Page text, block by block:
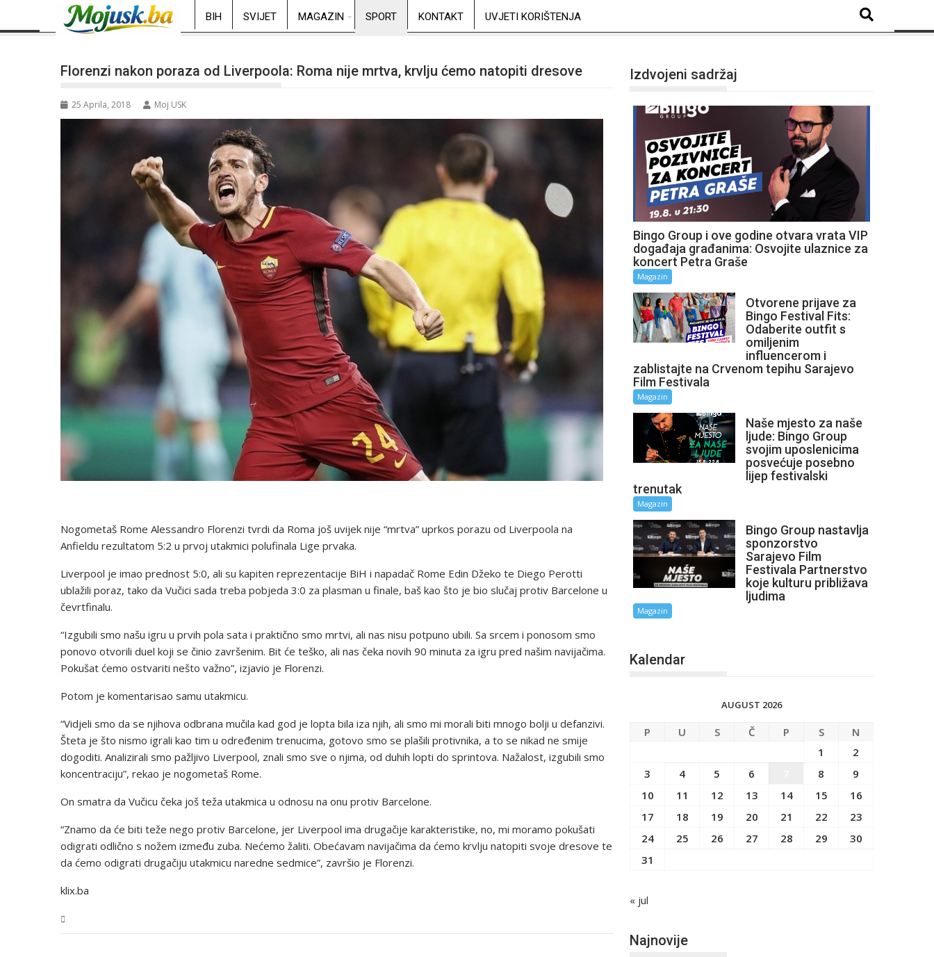
BIH SVIJET MAGAZIN SPORT KONTAKT UVJETI KORIŠTENJA
Florenzi nakon poraza od Liverpoola: Roma nije mrtva, krvlju ćemo natopiti dresove
25 Aprila, 2018 Moj USK
Nogometaš Rome Alessandro Florenzi tvrdi da Roma još uvijek nije “mrtva” uprkos porazu od Liverpoola na
Anfieldu rezultatom 5:2 u prvoj utakmici polufinala Lige prvaka.
Liverpool je imao prednost 5:0, ali su kapiten reprezentacije BiH i napadač Rome Edin Džeko te Diego Perotti
ublažili poraz, tako da Vučici sada treba pobjeda 3:0 za plasman u finale, baš kao što je bio slučaj protiv Barcelone u
čevrtfinalu.
“Izgubili smo našu igru u prvih pola sata i praktično smo mrtvi, ali nas nisu potpuno ubili. Sa srcem i ponosom smo
ponovo otvorili duel koji se činio završenim. Bit će teško, ali nas čeka novih 90 minuta za igru pred našim navijačima.
Pokušat ćemo ostvariti nešto važno”, izjavio je Florenzi.
Potom je komentarisao samu utakmicu.
“Vidjeli smo da se njihova odbrana mučila kad god je lopta bila iza njih, ali smo mi morali biti mnogo bolji u defanzivi.
Šteta je što nismo igrali kao tim u određenim trenucima, gotovo smo se plašili protivnika, a to se nikad ne smije
dogoditi. Analizirali smo pažljivo Liverpool, znali smo sve o njima, od duhih lopti do sprintova. Nažalost, izgubili smo
koncentraciju”, rekao je nogometaš Rome.
On smatra da Vučicu čeka još teža utakmica u odnosu na onu protiv Barcelone.
“Znamo da će biti teže nego protiv Barcelone, jer Liverpool ima drugačije karakteristike, no, mi moramo pokušati
odigrati odlično s nožem između zuba. Nećemo žaliti. Obećavam navijačima da ćemo krvlju natopiti svoje dresove te
da ćemo odigrati drugačiju utakmicu naredne sedmice”, završio je Florenzi.
klix.ba
Izdvojeni sadržaj
Bingo Group i ove godine otvara vrata VIP
događaja građanima: Osvojite ulaznice za
koncert Petra Graše
Magazin
Otvorene prijave za
Bingo Festival Fits:
Odaberite outfit s
omiljenim
influencerom i
zablistajte na Crvenom tepihu Sarajevo
Film Festivala
Magazin
Naše mjesto za naše
ljude: Bingo Group
svojim uposlenicima
posvećuje posebno
lijep festivalski
trenutak
Magazin
Bingo Group nastavlja
sponzorstvo
Sarajevo Film
Festivala Partnerstvo
koje kulturu približava
ljudima
Magazin
Kalendar
AUGUST 2026
P U S Č P S
N
1
2
3
4 5 6 8
9
10
11 12 13 14 15
16
17
18 19 20 21 22
23
24
25 26 27 28 29
30
31
« jul
Najnovije